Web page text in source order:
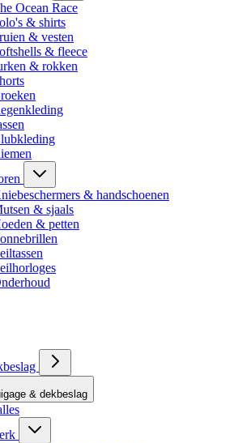
Ocean Race
& shirts
& vesten
& fleece
& rokken
& handschoenen
& sjaals
& petten
& dekbeslag